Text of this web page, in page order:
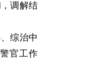
调解结
综治中
官工作